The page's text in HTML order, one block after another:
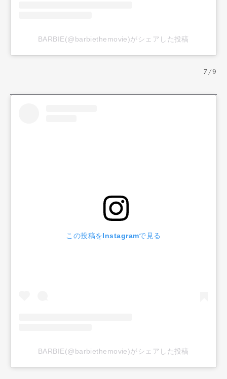
BARBIE(@barbiethemovie)がシェアした投稿
7/9
この投稿をInstagramで見る
BARBIE(@barbiethemovie)がシェアした投稿